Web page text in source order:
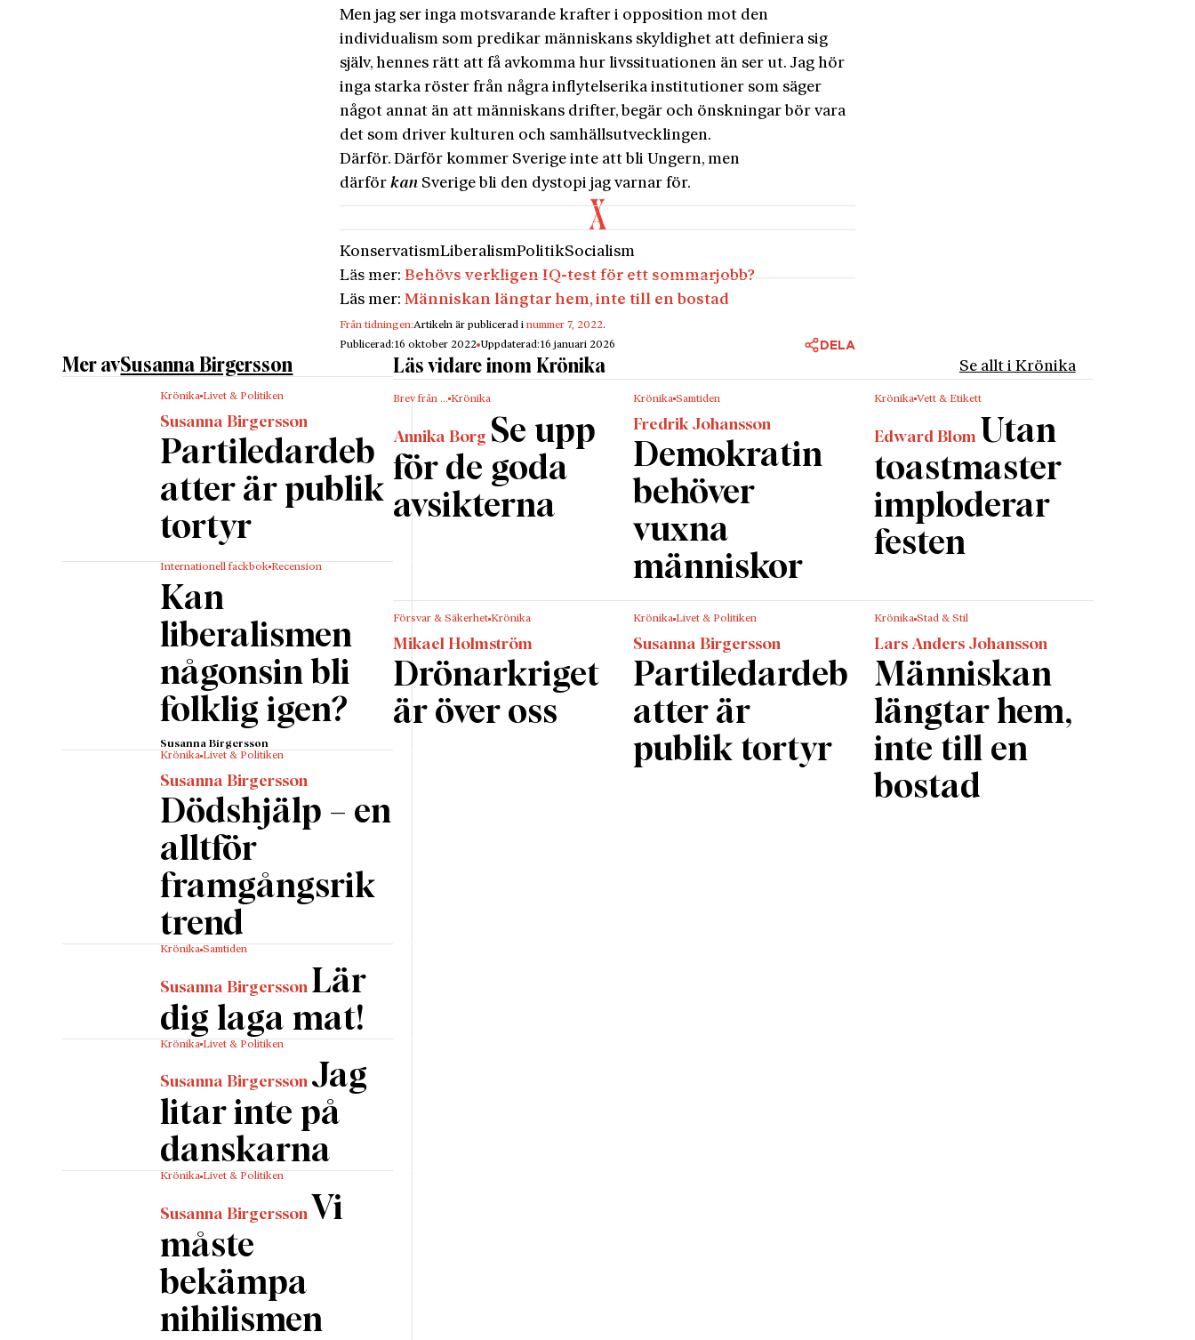
Men jag ser inga motsvarande krafter i opposition mot den
individualism som predikar människans skyldighet att definiera sig
själv, hennes rätt att få avkomma hur livssituationen än ser ut. Jag hör
inga starka röster från några inflytelserika institutioner som säger
något annat än att människans drifter, begär och önskningar bör vara
det som driver kulturen och samhällsutvecklingen.
Därför. Därför kommer Sverige inte att bli Ungern, men
därförkan Sverige bli den dystopi jag varnar för.
KonservatismLiberalismPolitikSocialism
Läs mer:Behövs verkligen IQ-test för ett sommarjobb?
Läs mer:Människan längtar hem, inte till en bostad
Från tidningen:Artikeln är publicerad inummer 7, 2022.
Publicerad:16 oktober 2022 Uppdaterad:16 januari 2026 DELA
Mer avSusanna Birgersson
Krönika Livet & Politiken
Susanna Birgersson
Partiledardeb
atter är publik
tortyr
Internationell fackbok Recension
Kan
liberalismen
någonsin bli
folklig igen?
Susanna Birgersson
Krönika Livet & Politiken
Susanna Birgersson
Dödshjälp – en
alltför
framgångsrik
trend
Krönika Samtiden
Susanna Birgersson Lär
dig laga mat!
Krönika Livet & Politiken
Susanna Birgersson Jag
litar inte på
danskarna
Krönika Livet & Politiken
Susanna Birgersson Vi
måste
bekämpa
nihilismen
Läs vidare inom Krönika Se allt i Krönika
Brev från … Krönika
Annika Borg Se upp
för de goda
avsikterna
Krönika Samtiden
Fredrik Johansson
Demokratin
behöver
vuxna
människor
Krönika Vett & Etikett
Edward Blom Utan
toastmaster
imploderar
festen
Försvar & Säkerhet Krönika
Mikael Holmström
Drönarkriget
är över oss
Krönika Livet & Politiken
Susanna Birgersson
Partiledardeb
atter är
publik tortyr
Krönika Stad & Stil
Lars Anders Johansson
Människan
längtar hem,
inte till en
bostad